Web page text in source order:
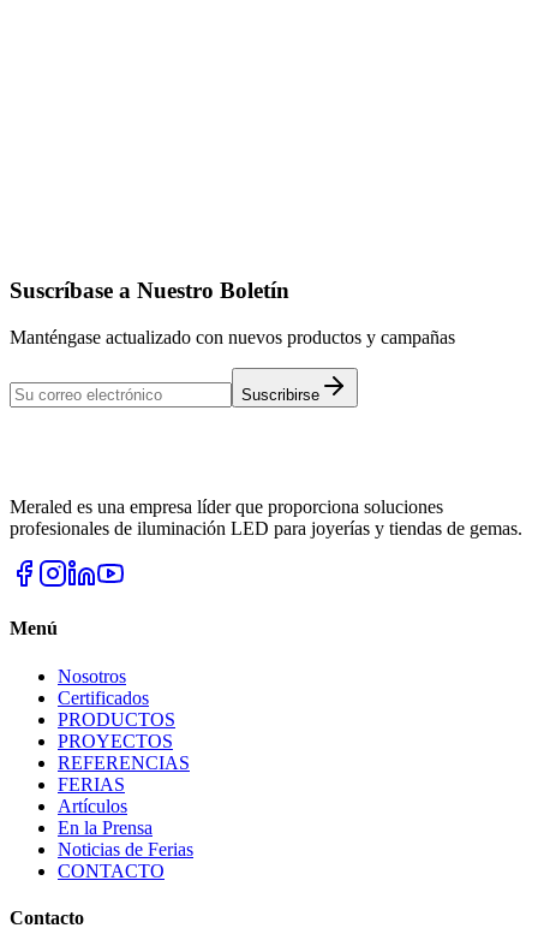
Suscríbase a Nuestro Boletín
Manténgase actualizado con nuevos productos y campañas
Suscribirse
Meraled es una empresa líder que proporciona soluciones
profesionales de iluminación LED para joyerías y tiendas de gemas.
Menú
Nosotros
Certificados
PRODUCTOS
PROYECTOS
REFERENCIAS
FERIAS
Artículos
En la Prensa
Noticias de Ferias
CONTACTO
Contacto